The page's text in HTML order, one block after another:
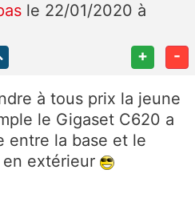
le 22/01/2020 à
+ -
à tous prix la jeune
le Gigaset C620 a
entre la base et le
extérieur